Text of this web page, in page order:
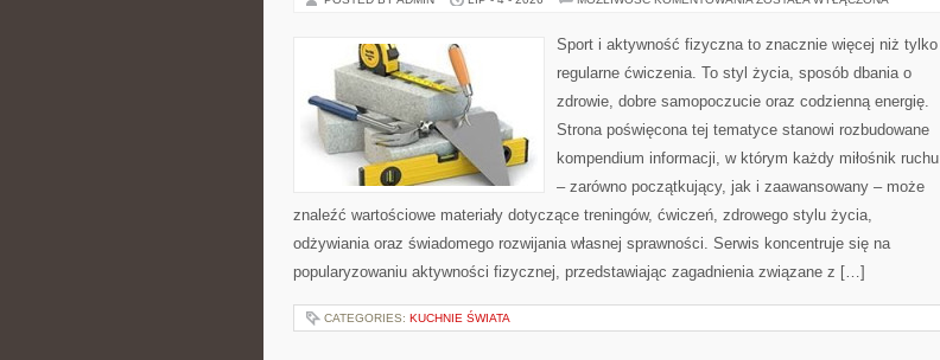
GRUPOWY
Sport i aktywność fizyczna to znacznie więcej niż tylko
regularne ćwiczenia. To styl życia, sposób dbania o
zdrowie, dobre samopoczucie oraz codzienną energię.
Strona poświęcona tej tematyce stanowi rozbudowane
kompendium informacji, w którym każdy miłośnik ruchu
– zarówno początkujący, jak i zaawansowany – może
znaleźć wartościowe materiały dotyczące treningów, ćwiczeń, zdrowego stylu życia,
odżywiania oraz świadomego rozwijania własnej sprawności. Serwis koncentruje się na
popularyzowaniu aktywności fizycznej, przedstawiając zagadnienia związane z […]
CATEGORIES: KUCHNIE ŚWIATA